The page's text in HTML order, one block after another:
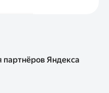
Яндекса